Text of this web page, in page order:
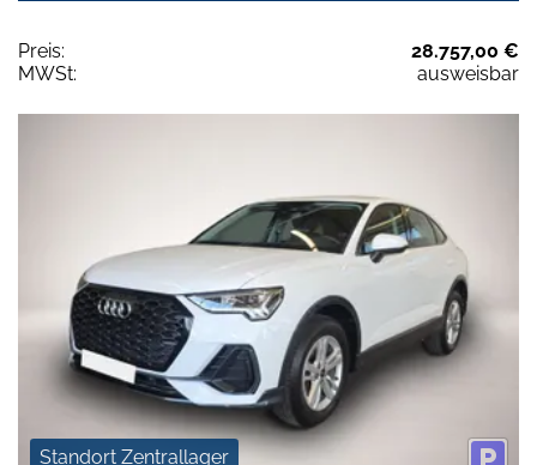
Preis:
28.757,00 €
MWSt:
ausweisbar
Standort Zentrallager